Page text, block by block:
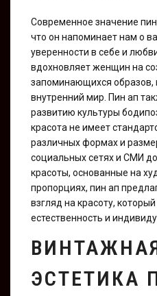
Современное значение
что он напоминает нам о
уверенности в себе и
вдохновляет женщин на
запоминающихся образов,
внутренний мир. Пин ап
развитию культуры
красота не имеет
различных формах и
социальных сетях и СМИ
красоты, основанные на
пропорциях, пин ап
взгляд на красоту,
естественность и
ЭСТЕТИКА